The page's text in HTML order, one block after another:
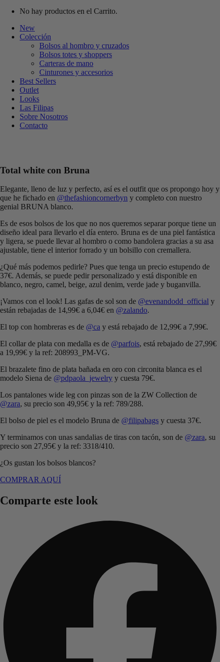
No hay productos en el Carrito.
New
Colección
Bolsos al hombro y cruzados
Bolsos totes y shoppers
Carteras de mano
Cinturones y accesorios
Best Sellers
Outlet
Looks
Las Filipas
Sobre Nosotros
Contacto
Total white con Bruna
Elegante, lleno de luz y perfecto, así es el outfit que os propongo hoy y
que he fichado en @thefashioncornerbyn y completo con nuestro
genial BRUNA blanco.
Es de esos bolsos de los que no nos queremos separar porque tiene un
diseño ideal para llevarlo el día entero. Bruna es de una piel fantástica
y ligera, se puede llevar al hombro o como bandolera gracias a su asa
ajustable, tiene el interior forrado y un bolsillo con cremallera.
¿Qué más podemos pedirle? Pues que tenga un precio estupendo de
37€. Además, se puede pedir personalizado y está disponible en
blanco, negro, camel, beige, azul denim, verde jade y buganvilla.
¡Vamos con el look! Las gafas de sol son de @evenandodd_official y
están rebajadas de 14,99€ a 6,04€ en @zalando.
El top con hombreras es de @ca y está rebajado de 12,99€ a 7,99€.
El collar de plata con medalla es de @parfois, está rebajado de 27,99€
a 19,99€ y la ref: 208993_PM-VG.
El brazalete fino de plata bañada en oro con circonita blanca es el
modelo Siena de @pdpaola_jewelry y cuesta 79€.
Los pantalones wide leg con pinzas son de la ZW Collection de
@zara, su precio son 49,95€ y la ref: 789/288.
El bolso de piel es el modelo Bruna de @filipabags y cuesta 37€.
Y terminamos con unas sandalias de tiras con tacón, son de @zara, su
precio son 27,95€ y la ref: 3318/410.
¿Os gustan los bolsos blancos?
COMPRAR AQUÍ
Comparte este look